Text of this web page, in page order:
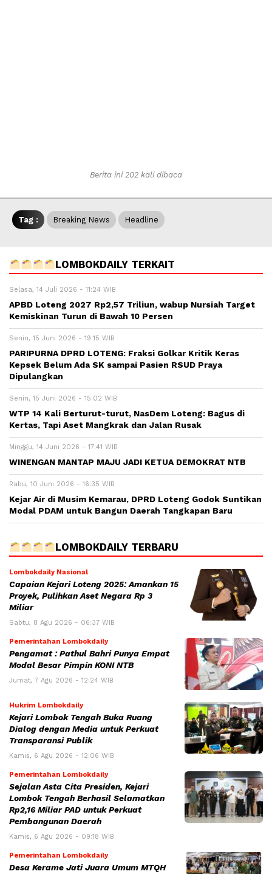
Berita ini 202 kali dibaca
Tag : Breaking News Headline
LOMBOKDAILY TERKAIT
Selasa, 14 Juli 2026 - 11:24 WIB
APBD Loteng 2027 Rp2,57 Triliun, wabup Nursiah Target
Kemiskinan Turun di Bawah 10 Persen
Senin, 15 Juni 2026 - 19:15 WIB
PARIPURNA DPRD LOTENG: Fraksi Golkar Kritik Keras
Kepsek Belum Ada SK sampai Pasien RSUD Praya
Dipulangkan
Senin, 15 Juni 2026 - 15:02 WIB
WTP 14 Kali Berturut-turut, NasDem Loteng: Bagus di
Kertas, Tapi Aset Mangkrak dan Jalan Rusak
Minggu, 14 Juni 2026 - 17:41 WIB
WINENGAN MANTAP MAJU JADI KETUA DEMOKRAT NTB
Rabu, 10 Juni 2026 - 16:35 WIB
Kejar Air di Musim Kemarau, DPRD Loteng Godok Suntikan
Modal PDAM untuk Bangun Daerah Tangkapan Baru
LOMBOKDAILY TERBARU
Lombokdaily Nasional
Capaian Kejari Loteng 2025: Amankan 15
Proyek, Pulihkan Aset Negara Rp 3
Miliar
Sabtu, 8 Agu 2026 - 06:37 WIB
Pemerintahan Lombokdaily
Pengamat : Pathul Bahri Punya Empat
Modal Besar Pimpin KONI NTB
Jumat, 7 Agu 2026 - 12:24 WIB
Hukrim Lombokdaily
Kejari Lombok Tengah Buka Ruang
Dialog dengan Media untuk Perkuat
Transparansi Publik
Kamis, 6 Agu 2026 - 12:06 WIB
Pemerintahan Lombokdaily
Sejalan Asta Cita Presiden, Kejari
Lombok Tengah Berhasil Selamatkan
Rp2,16 Miliar PAD untuk Perkuat
Pembangunan Daerah
Kamis, 6 Agu 2026 - 09:18 WIB
Pemerintahan Lombokdaily
Desa Kerame Jati Juara Umum MTQH